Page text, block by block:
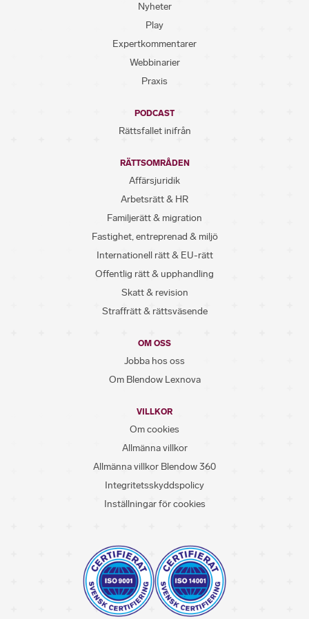
Nyheter
Play
Expertkommentarer
Webbinarier
Praxis
PODCAST
Rättsfallet inifrån
RÄTTSOMRÅDEN
Affärsjuridik
Arbetsrätt & HR
Familjerätt & migration
Fastighet, entreprenad & miljö
Internationell rätt & EU-rätt
Offentlig rätt & upphandling
Skatt & revision
Straffrätt & rättsväsende
OM OSS
Jobba hos oss
Om Blendow Lexnova
VILLKOR
Om cookies
Allmänna villkor
Allmänna villkor Blendow 360
Integritetsskyddspolicy
Inställningar för cookies